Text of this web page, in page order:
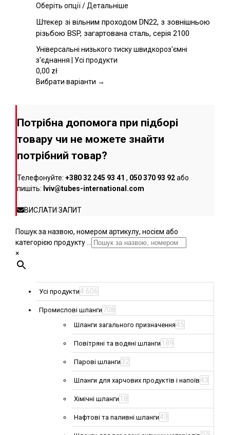
Оберіть опціїЦей
має
кілька
варіантів.
Параметри
вибрати
/Детальніше
Штекер зі вільним проходом DN22, з зовнішньою
різьбою BSP, загартована сталь, серія 2100
Універсальні низького тиску швидкороз'ємні
з'єднання | Усі продукти
0,00 zł
Вибрати варіанти →
Потрібна допомога при підборі
товару чи не можете знайти
потрібний товар?
Телефонуйте: +380 32 245 93 41 , 050 370 93 92або
пишіть: lviv@tubes-international.com
ВИСЛАТИ ЗАПИТ
Пошук за назвою, номером артикулу, носієм або
категорією продукту ...
×
Усі продукти4 606
Промислові шланги 708
Шланги загального призначення45
Повітряні та водяні шланги 189
Парові шланги 32
Шланги для харчових продуктів і напоїв43
Хімічні шланги 18
Нафтові та паливні шланги43